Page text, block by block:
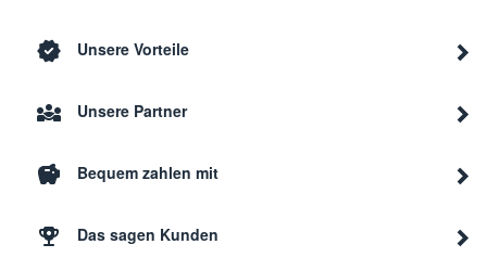
Unsere Vorteile
Unsere Partner
Bequem zahlen mit
Das sagen Kunden